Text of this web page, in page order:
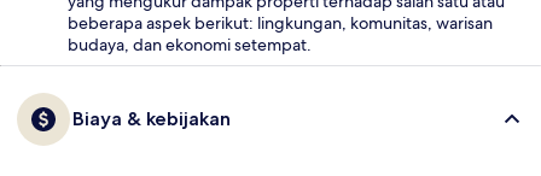
beberapa aspek berikut: lingkungan, komunitas, warisan
budaya, dan ekonomi setempat.
Biaya & kebijakan